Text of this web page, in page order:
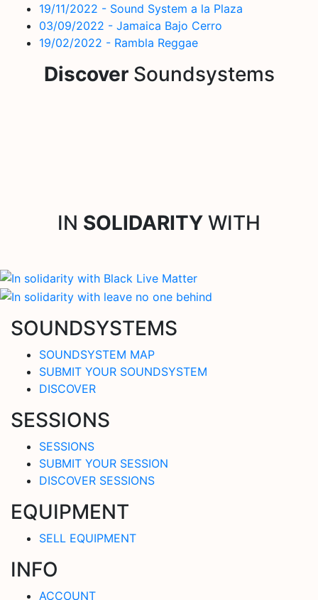
19/11/2022 - Sound System a la Plaza
03/09/2022 - Jamaica Bajo Cerro
19/02/2022 - Rambla Reggae
DiscoverSoundsystems
IN SOLIDARITY WITH
SOUNDSYSTEMS
SOUNDSYSTEM MAP
SUBMIT YOUR SOUNDSYSTEM
DISCOVER
SESSIONS
SESSIONS
SUBMIT YOUR SESSION
DISCOVER SESSIONS
EQUIPMENT
SELL EQUIPMENT
INFO
ACCOUNT